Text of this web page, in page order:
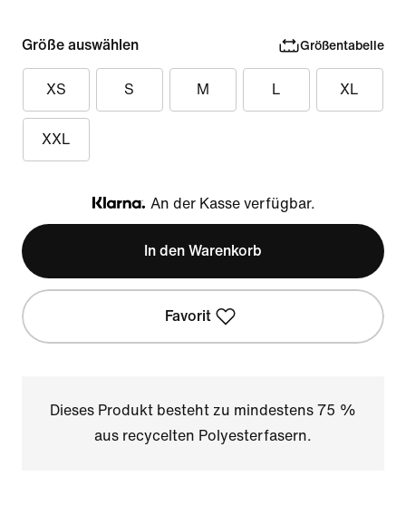
Größe auswählen Größentabelle
XS S M L XL
XXL
Klarna
An der Kasse verfügbar.
In den Warenkorb
Favorit
Dieses Produkt besteht zu mindestens 75 %
aus recycelten Polyesterfasern.